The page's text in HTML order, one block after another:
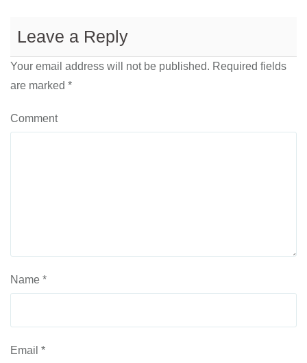
Leave a Reply
Your email address will not be published. Required fields
are marked *
Comment
Name *
Email *